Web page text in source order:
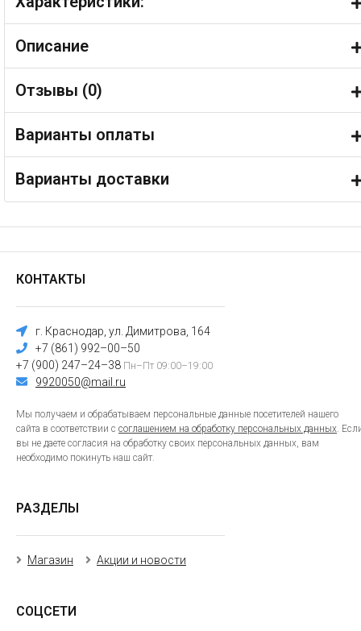
Описание
Отзывы (0)
Варианты оплаты
Варианты доставки
КОНТАКТЫ
г. Краснодар, ул. Димитрова, 164
+7 (861) 992–00–50
+7 (900) 247–24–38 Пн–Пт 09:00–19:00
9920050@mail.ru
Мы получаем и обрабатываем персональные данные посетителей нашего
сайта в соответствии с соглашением на обработку персональных данных.
вы не даете согласия на обработку своих персональных данных, вам
необходимо покинуть наш сайт.
РАЗДЕЛЫ
Магазин Акции и новости
СОЦСЕТИ